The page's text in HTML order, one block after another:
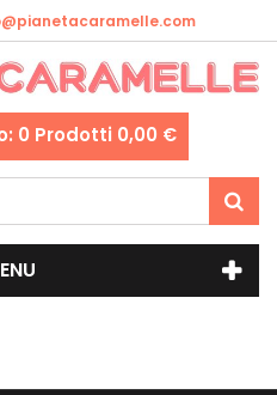
0 Prodotti 0,00 €